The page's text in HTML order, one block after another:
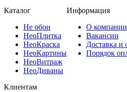
Каталог
Не обои
НеоПлитка
НеоКраска
НеоКартины
НеоВитраж
НеоДиваны
Информация
О компании
Вакансии
Доставка и
Порядок
Клиентам